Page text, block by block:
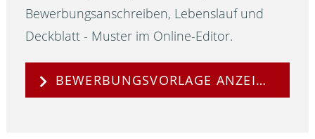
Bewerbungsanschreiben, Lebenslauf und
Deckblatt - Muster im Online-Editor.
BEWERBUNGSVORLAGE ANZEIGEN